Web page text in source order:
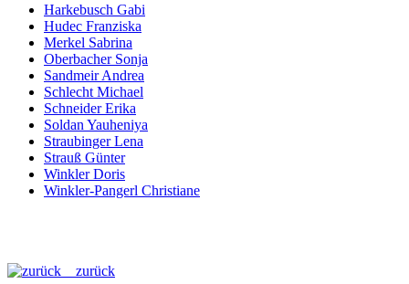
Harkebusch Gabi
Hudec Franziska
Merkel Sabrina
Oberbacher Sonja
Sandmeir Andrea
Schlecht Michael
Schneider Erika
Soldan Yauheniya
Straubinger Lena
Strauß Günter
Winkler Doris
Winkler-Pangerl Christiane
zurück